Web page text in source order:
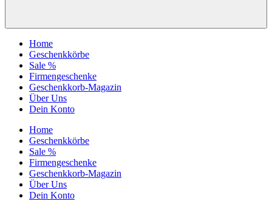
Home
Geschenkkörbe
Sale %
Firmengeschenke
Geschenkkorb-Magazin
Über Uns
Dein Konto
Home
Geschenkkörbe
Sale %
Firmengeschenke
Geschenkkorb-Magazin
Über Uns
Dein Konto